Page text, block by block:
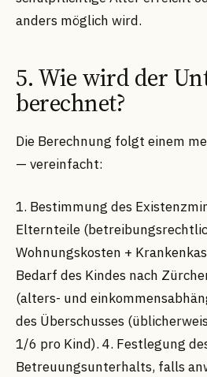
anders möglich wird.
5. Wie wird der
berechnet?
Die Berechnung folgt einem
— vereinfacht:
1. Bestimmung des
Elternteile
Wohnungskosten +
Bedarf des Kindes nach
(alters- und
des Überschusses
1/6 pro Kind). 4. Festlegung
Betreuungsunterhalts, falls